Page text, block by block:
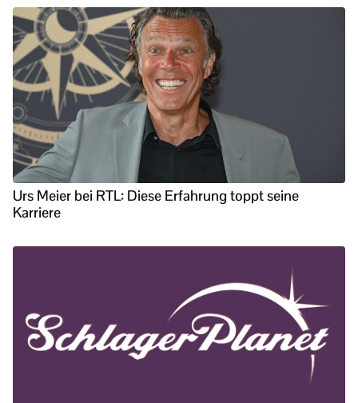
Urs Meier bei RTL: Diese Erfahrung toppt seine
Karriere